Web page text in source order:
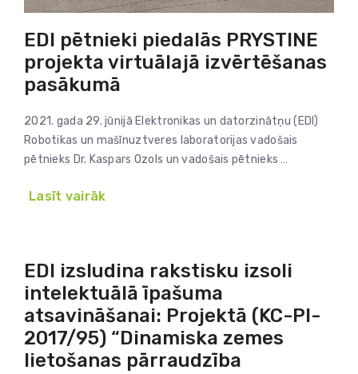
EDI pētnieki piedalās PRYSTINE
projekta virtuālajā izvērtēšanas
pasākumā
2021. gada 29. jūnijā Elektronikas un datorzinātņu (EDI)
Robotikas un mašīnuztveres laboratorijas vadošais
pētnieks Dr. Kaspars Ozols un vadošais pētnieks …
Lasīt vairāk
EDI izsludina rakstisku izsoli
intelektuālā īpašuma
atsavināšanai: Projektā (KC-PI-
2017/95) “Dinamiska zemes
lietošanas pārraudzība